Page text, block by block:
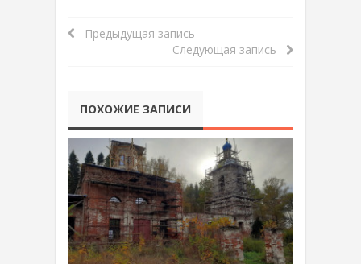
Предыдущая запись
Следующая запись
ПОХОЖИЕ ЗАПИСИ